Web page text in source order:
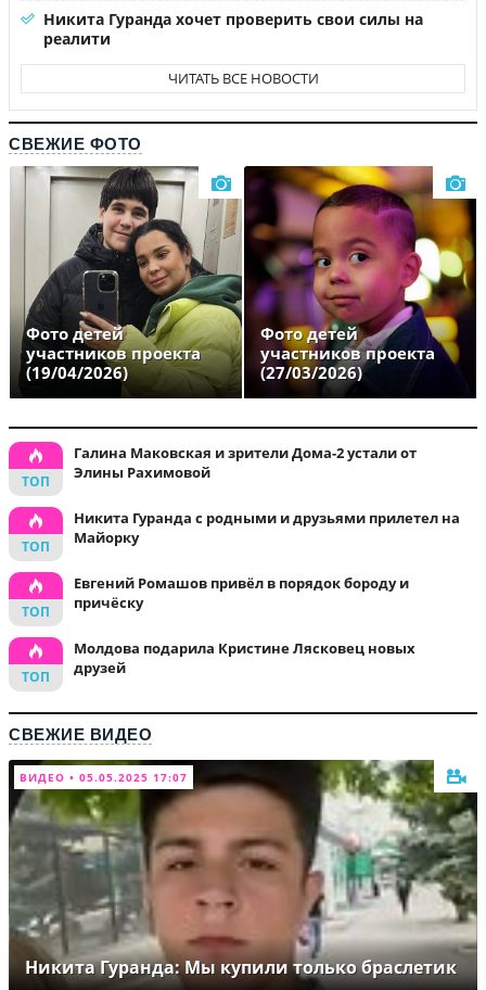
Никита Гуранда хочет проверить свои силы на
реалити
ЧИТАТЬ ВСЕ НОВОСТИ
СВЕЖИЕ ФОТО
Фото детей
участников проекта
(19/04/2026)
Фото детей
участников проекта
(27/03/2026)
Галина Маковская и зрители Дома-2 устали от
Элины Рахимовой
Никита Гуранда с родными и друзьями прилетел на
Майорку
Евгений Ромашов привёл в порядок бороду и
причёску
Молдова подарила Кристине Лясковец новых
друзей
СВЕЖИЕ ВИДЕО
ВИДЕО • 05.05.2025 17:07
Никита Гуранда: Мы купили только браслетик